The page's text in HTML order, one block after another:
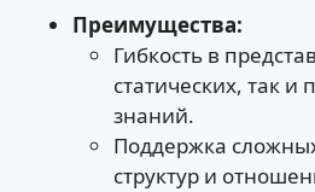
Преимущества:
Гибкость в
статических, так и
знаний.
Поддержка
структур и